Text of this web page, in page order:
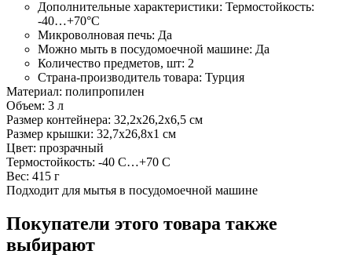
Дополнительные характеристики: Термостойкость:
-40…+70°С
Микроволновая печь: Да
Можно мыть в посудомоечной машине: Да
Количество предметов, шт: 2
Страна-производитель товара: Турция
Материал: полипропилен
Объем: 3 л
Размер контейнера: 32,2х26,2х6,5 см
Размер крышки: 32,7х26,8х1 см
Цвет: прозрачный
Термостойкость: -40 С…+70 С
Вес: 415 г
Подходит для мытья в посудомоечной машине
Покупатели этого товара также
выбирают